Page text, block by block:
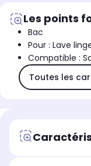
Les points
Bac
Pour : Lave
Compatible :
Toutes les